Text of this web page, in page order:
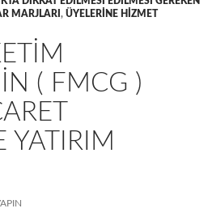
MARJLARI , ÜYELERINE HIZMET
( FMCG )
YATIRIM